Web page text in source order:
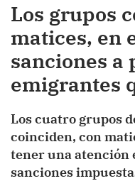
Los grupos
matices, en
sanciones a
emigrantes
Los cuatro grupos
coinciden, con
tener una atención
sanciones